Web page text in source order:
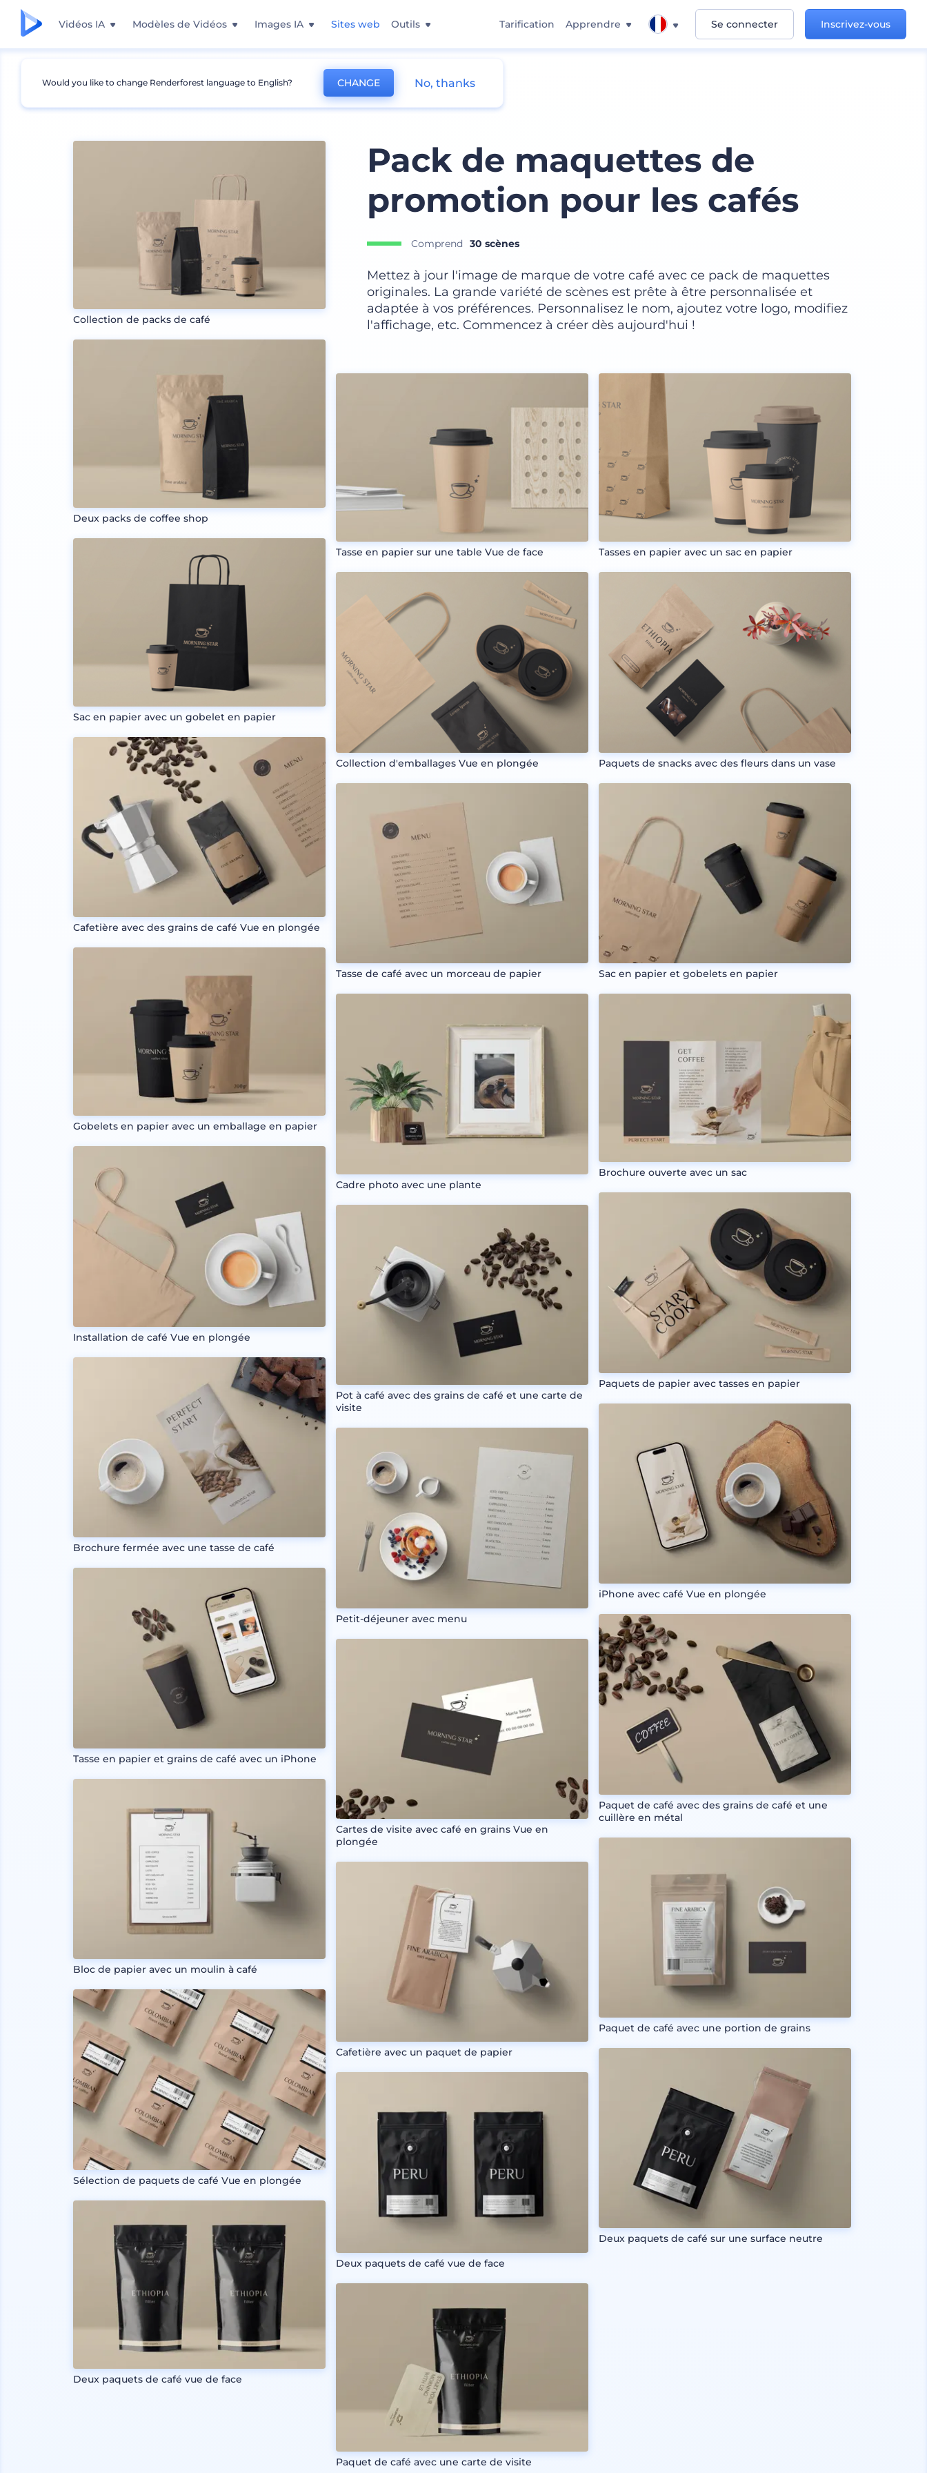
Vidéos IA Modèles de Vidéos Images IA Sites web Outils Tarification Apprendre Se connecter Inscrivez-vous
Mockups Image de marque Autres Mockups de Marque
Collection de packs de café
Deux packs de coffee shop
Sac en papier avec un gobelet en papier
Cafetière avec des grains de café Vue en plongée
Gobelets en papier avec un emballage en papier
Installation de café Vue en plongée
Brochure fermée avec une tasse de café
Tasse en papier et grains de café avec un iPhone
Bloc de papier avec un moulin à café
Sélection de paquets de café Vue en plongée
Deux paquets de café vue de face
Pack de maquettes de
promotion pour les cafés
Comprend 30 scènes
Mettez à jour l'image de marque de votre café avec ce pack de maquettes
originales. La grande variété de scènes est prête à être personnalisée et
adaptée à vos préférences. Personnalisez le nom, ajoutez votre logo, modifiez
l'affichage, etc. Commencez à créer dès aujourd'hui !
Tasse en papier sur une table Vue de face
Collection d'emballages Vue en plongée
Tasse de café avec un morceau de papier
Cadre photo avec une plante
Pot à café avec des grains de café et une carte de
visite
Petit-déjeuner avec menu
Cartes de visite avec café en grains Vue en
plongée
Cafetière avec un paquet de papier
Deux paquets de café vue de face
Paquet de café avec une carte de visite
Tasses en papier avec un sac en papier
Paquets de snacks avec des fleurs dans un vase
Sac en papier et gobelets en papier
Brochure ouverte avec un sac
Paquets de papier avec tasses en papier
iPhone avec café Vue en plongée
Paquet de café avec des grains de café et une
cuillère en métal
Paquet de café avec une portion de grains
Deux paquets de café sur une surface neutre
Would you like to change Renderforest language to English? CHANGE No, thanks